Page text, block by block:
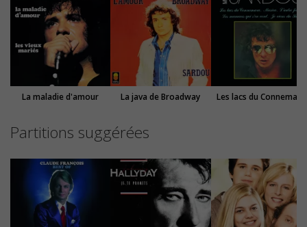
La maladie d'amour La java de Broadway Les lacs du Connemara
Partitions suggérées